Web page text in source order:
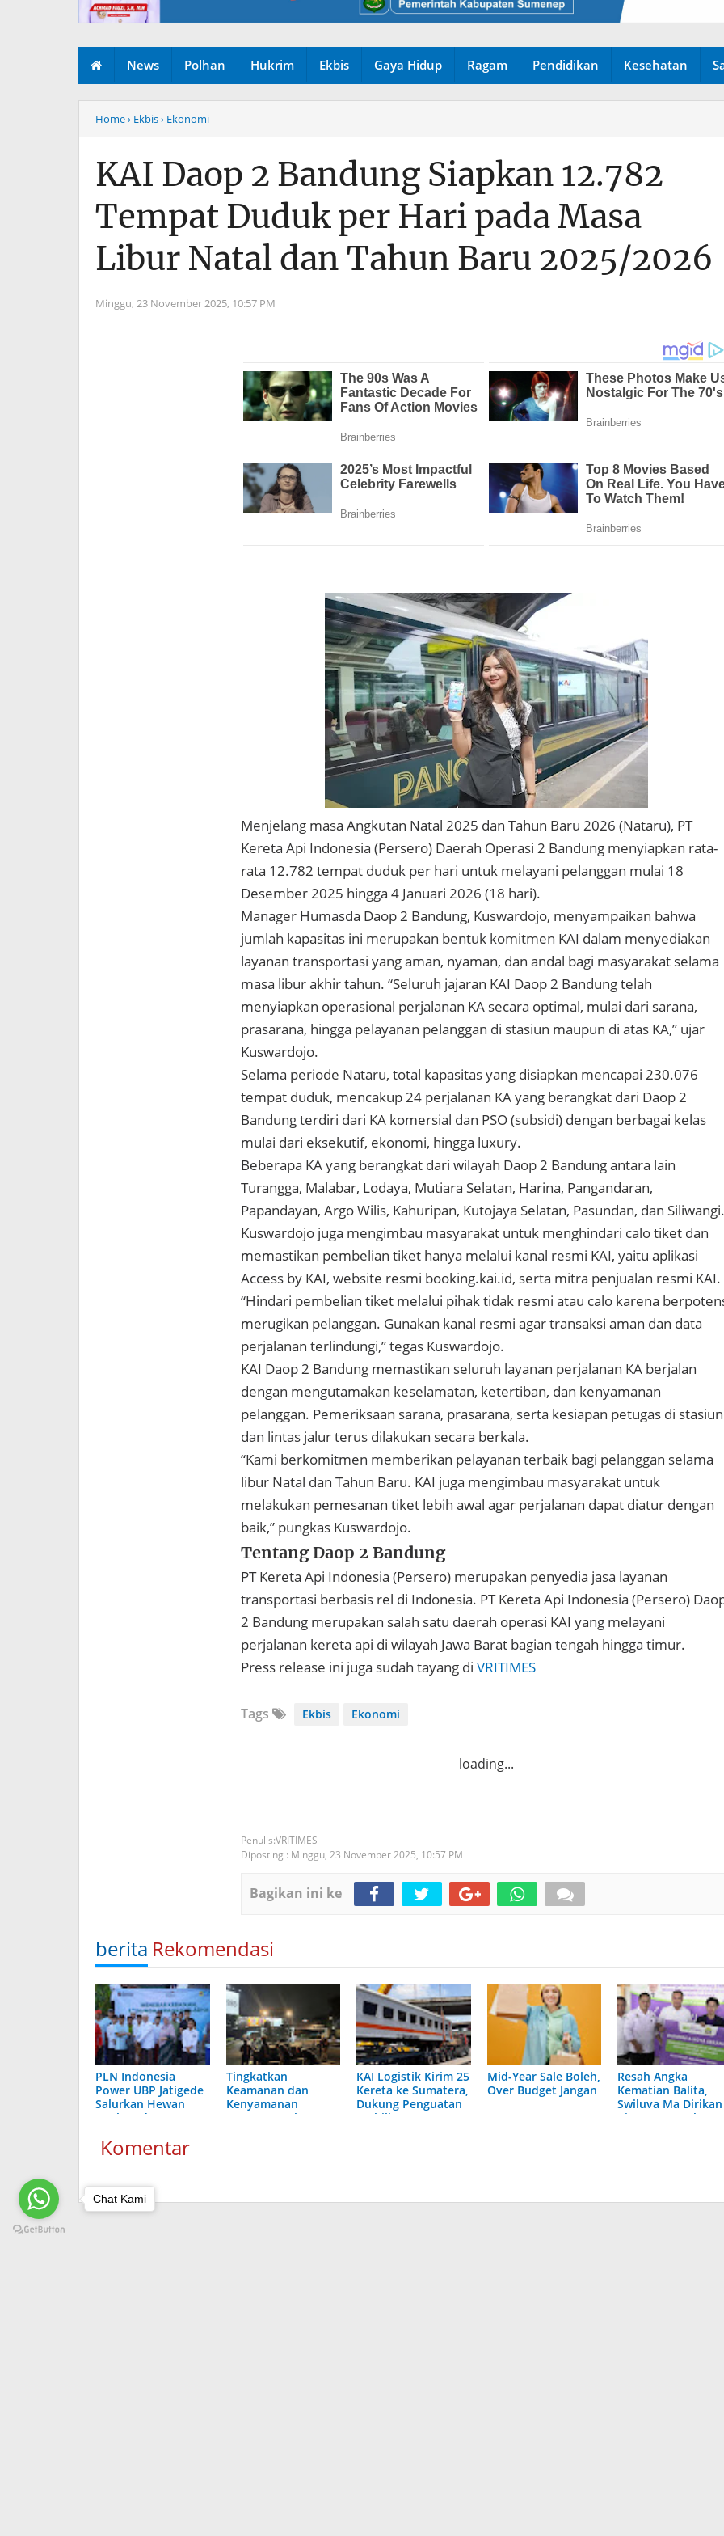
News Polhan Hukrim Ekbis Gaya Hidup Ragam Pendidikan Kesehatan
Home› Ekbis› Ekonomi
KAI Daop 2 Bandung Siapkan 12.782
Tempat Duduk per Hari pada Masa
Libur Natal dan Tahun Baru 2025/2026
Minggu, 23 November 2025, 10:57 PM
Menjelang masa Angkutan Natal 2025 dan Tahun Baru 2026 (Nataru), PT
Kereta Api Indonesia (Persero) Daerah Operasi 2 Bandung menyiapkan rata-
rata 12.782 tempat duduk per hari untuk melayani pelanggan mulai 18
Desember 2025 hingga 4 Januari 2026 (18 hari).
Manager Humasda Daop 2 Bandung, Kuswardojo, menyampaikan bahwa
jumlah kapasitas ini merupakan bentuk komitmen KAI dalam menyediakan
layanan transportasi yang aman, nyaman, dan andal bagi masyarakat selama
masa libur akhir tahun. “Seluruh jajaran KAI Daop 2 Bandung telah
menyiapkan operasional perjalanan KA secara optimal, mulai dari sarana,
prasarana, hingga pelayanan pelanggan di stasiun maupun di atas KA,” ujar
Kuswardojo.
Selama periode Nataru, total kapasitas yang disiapkan mencapai 230.076
tempat duduk, mencakup 24 perjalanan KA yang berangkat dari Daop 2
Bandung terdiri dari KA komersial dan PSO (subsidi) dengan berbagai kelas
mulai dari eksekutif, ekonomi, hingga luxury.
Beberapa KA yang berangkat dari wilayah Daop 2 Bandung antara lain
Turangga, Malabar, Lodaya, Mutiara Selatan, Harina, Pangandaran,
Papandayan, Argo Wilis, Kahuripan, Kutojaya Selatan, Pasundan, dan Siliwangi.
Kuswardojo juga mengimbau masyarakat untuk menghindari calo tiket dan
memastikan pembelian tiket hanya melalui kanal resmi KAI, yaitu aplikasi
Access by KAI, website resmi booking.kai.id, serta mitra penjualan resmi KAI.
“Hindari pembelian tiket melalui pihak tidak resmi atau calo karena
merugikan pelanggan. Gunakan kanal resmi agar transaksi aman dan data
perjalanan terlindungi,” tegas Kuswardojo.
KAI Daop 2 Bandung memastikan seluruh layanan perjalanan KA berjalan
dengan mengutamakan keselamatan, ketertiban, dan kenyamanan
pelanggan. Pemeriksaan sarana, prasarana, serta kesiapan petugas di stasiun
dan lintas jalur terus dilakukan secara berkala.
“Kami berkomitmen memberikan pelayanan terbaik bagi pelanggan selama
libur Natal dan Tahun Baru. KAI juga mengimbau masyarakat untuk
melakukan pemesanan tiket lebih awal agar perjalanan dapat diatur dengan
baik,” pungkas Kuswardojo.
Tentang Daop 2 Bandung
PT Kereta Api Indonesia (Persero) merupakan penyedia jasa layanan
transportasi berbasis rel di Indonesia. PT Kereta Api Indonesia (Persero)
2 Bandung merupakan salah satu daerah operasi KAI yang melayani
perjalanan kereta api di wilayah Jawa Barat bagian tengah hingga timur.
Press release ini juga sudah tayang di VRITIMES
Tags Ekbis Ekonomi
loading...
VRITIMES
Diposting : Minggu, 23 November 2025, 10:57 PM
Bagikan ini ke
berita Rekomendasi
PLN Indonesia
Power UBP Jatigede
Salurkan Hewan
Qurban dan Jaga
Momen Idul Adha
1447 H
Tingkatkan
Keamanan dan
Kenyamanan
Pengguna Jalan, PT
SFO di Ruas Tol
KAI Logistik Kirim 25
Kereta ke Sumatera,
Dukung Penguatan
Mobilitas
Mid-Year Sale Boleh,
Over Budget Jangan
Resah Angka
Kematian Balita,
Swiluva Ma Dirikan
BioMom untuk
Komentar
Chat Kami